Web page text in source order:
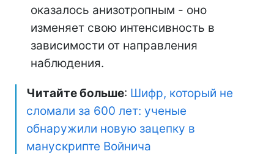
оказалось анизотропным - оно
изменяет свою интенсивность в
зависимости от направления
наблюдения.
Читайте больше: Шифр, который не
сломали за 600 лет: ученые
обнаружили новую зацепку в
манускрипте Войнича